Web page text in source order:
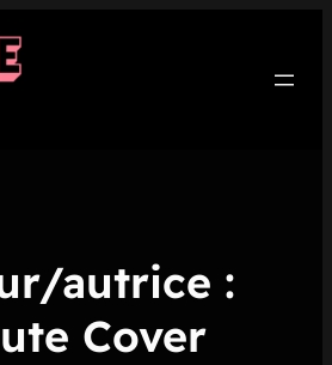
autrice :
Cover